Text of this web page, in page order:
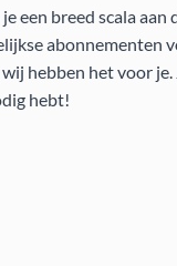
een breed scala
hebben het voor
hebt!